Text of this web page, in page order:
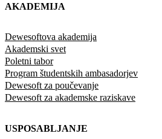
AKADEMIJA
Dewesoftova akademija
Akademski svet
Poletni tabor
Program študentskih ambasadorjev
Dewesoft za poučevanje
Dewesoft za akademske raziskave
USPOSABLJANJE